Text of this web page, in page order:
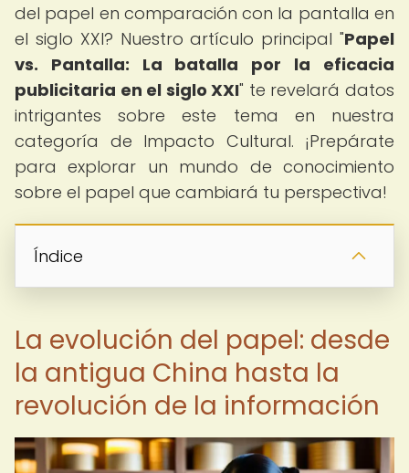
del papel en comparación con la pantalla en
el siglo XXI? Nuestro artículo principal "Papel
vs. Pantalla: La batalla por la eficacia
publicitaria en el siglo XXI" te revelará datos
intrigantes sobre este tema en nuestra
categoría de Impacto Cultural. ¡Prepárate
para explorar un mundo de conocimiento
sobre el papel que cambiará tu perspectiva!
Índice
La evolución del papel: desde
la antigua China hasta la
revolución de la información